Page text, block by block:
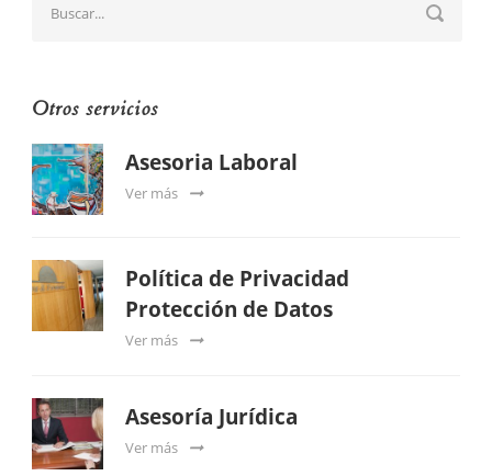
Otros servicios
Asesoria Laboral
Ver más
Política de Privacidad
Protección de Datos
Ver más
Asesoría Jurídica
Ver más